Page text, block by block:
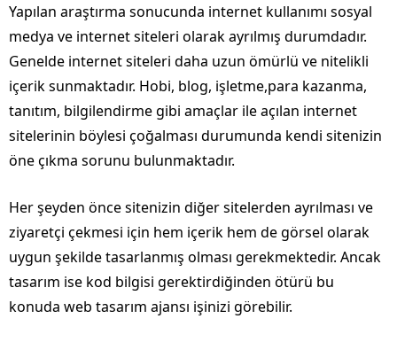
Yapılan araştırma sonucunda internet kullanımı sosyal
medya ve internet siteleri olarak ayrılmış durumdadır.
Genelde internet siteleri daha uzun ömürlü ve nitelikli
içerik sunmaktadır. Hobi, blog, işletme,para kazanma,
tanıtım, bilgilendirme gibi amaçlar ile açılan internet
sitelerinin böylesi çoğalması durumunda kendi sitenizin
öne çıkma sorunu bulunmaktadır.
Her şeyden önce sitenizin diğer sitelerden ayrılması ve
ziyaretçi çekmesi için hem içerik hem de görsel olarak
uygun şekilde tasarlanmış olması gerekmektedir. Ancak
tasarım ise kod bilgisi gerektirdiğinden ötürü bu
konuda web tasarım ajansı işinizi görebilir.